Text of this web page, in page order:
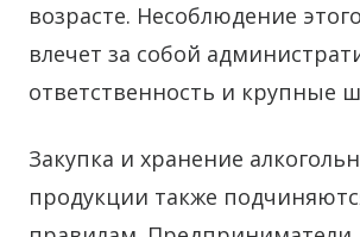
возрасте. Несоблюдение
влечет за собой
ответственность и крупные
Закупка и хранение
продукции также